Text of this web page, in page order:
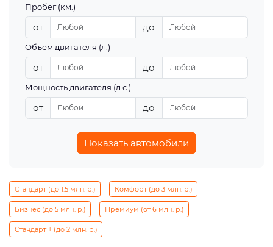
Пробег (км.)
от до
Объем двигателя (л.)
от до
Мощность двигателя (л.с.)
от до
Показать автомобили
Стандарт (до 1.5 млн. р.) Комфорт (до 3 млн. р.)
Бизнес (до 5 млн. р.) Премиум (от 6 млн. р.)
Стандарт + (до 2 млн. р.)